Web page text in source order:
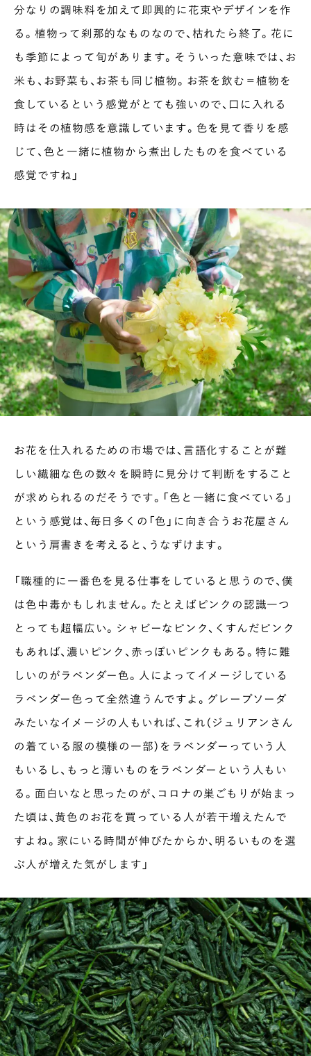
分なりの調味料を加えて即興的に花束やデザインを作
る。植物って刹那的なものなので、枯れたら終了。花に
も季節によって旬があります。そういった意味では、お
米も、お野菜も、お茶も同じ植物。お茶を飲む＝植物を
食しているという感覚がとても強いので、口に入れる
時はその植物感を意識しています。色を見て香りを感
じて、色と一緒に植物から煮出したものを食べている
感覚ですね」
お花を仕入れるための市場では、言語化することが難
しい繊細な色の数々を瞬時に見分けて判断をすること
が求められるのだそうです。「色と一緒に食べている」
という感覚は、毎日多くの「色」に向き合うお花屋さん
という肩書きを考えると、うなずけます。
「職種的に一番色を見る仕事をしていると思うので、僕
は色中毒かもしれません。たとえばピンクの認識一つ
とっても超幅広い。シャビーなピンク、くすんだピンク
もあれば、濃いピンク、赤っぽいピンクもある。特に難
しいのがラベンダー色。人によってイメージしている
ラベンダー色って全然違うんですよ。グレープソーダ
みたいなイメージの人もいれば、これ（ジュリアンさん
の着ている服の模様の一部）をラベンダーっていう人
もいるし、もっと薄いものをラベンダーという人もい
る。面白いなと思ったのが、コロナの巣ごもりが始まっ
た頃は、黄色のお花を買っている人が若干増えたんで
すよね。家にいる時間が伸びたからか、明るいものを選
ぶ人が増えた気がします」